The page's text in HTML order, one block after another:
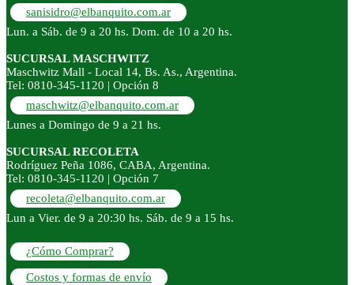
sanisidro@elbanquito.com.ar
Lun. a Sáb. de 9 a 20 hs. Dom. de 10 a 20 hs.
SUCURSAL MASCHWITZ
Maschwitz Mall - Local 14, Bs. As., Argentina.
Tel: 0810-345-1120 | Opción 8
maschwitz@elbanquito.com.ar
Lunes a Domingo de 9 a 21 hs.
SUCURSAL RECOLETA
Rodríguez Peña 1086, CABA, Argentina.
Tel: 0810-345-1120 | Opción 7
recoleta@elbanquito.com.ar
Lun a Vier. de 9 a 20:30 hs. Sáb. de 9 a 15 hs.
¿Cómo Comprar?
Costos y formas de envío